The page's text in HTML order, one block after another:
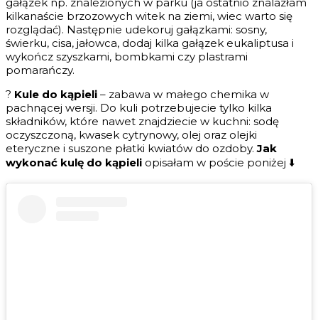
kilkanaście brzozowych witek na ziemi, wiec warto się
rozglądać). Następnie udekoruj gałązkami: sosny,
świerku, cisa, jałowca, dodaj kilka gałązek eukaliptusa i
wykończ szyszkami, bombkami czy plastrami
pomarańczy.
? Kule do kąpieli – zabawa w małego chemika w
pachnącej wersji. Do kuli potrzebujecie tylko kilka
składników, które nawet znajdziecie w kuchni: sodę
oczyszczoną, kwasek cytrynowy, olej oraz olejki
eteryczne i suszone płatki kwiatów do ozdoby.Jak
wykonać kulę do kąpieli opisałam w poście poniżej ⬇️